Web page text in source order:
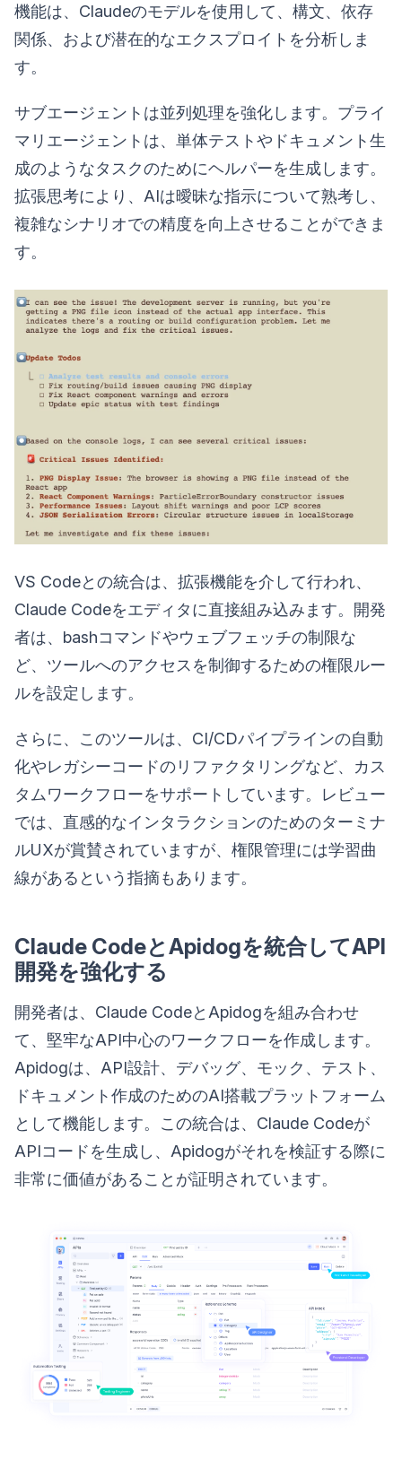
機能は、Claudeのモデルを使用して、構文、依存
関係、および潜在的なエクスプロイトを分析しま
す。
サブエージェントは並列処理を強化します。プライ
マリエージェントは、単体テストやドキュメント生
成のようなタスクのためにヘルパーを生成します。
拡張思考により、AIは曖昧な指示について熟考し、
複雑なシナリオでの精度を向上させることができま
す。
VS Codeとの統合は、拡張機能を介して行われ、
Claude Codeをエディタに直接組み込みます。開発
者は、bashコマンドやウェブフェッチの制限な
ど、ツールへのアクセスを制御するための権限ルー
ルを設定します。
さらに、このツールは、CI/CDパイプラインの自動
化やレガシーコードのリファクタリングなど、カス
タムワークフローをサポートしています。レビュー
では、直感的なインタラクションのためのターミナ
ルUXが賞賛されていますが、権限管理には学習曲
線があるという指摘もあります。
Claude CodeとApidogを統合してAPI
開発を強化する
開発者は、Claude CodeとApidogを組み合わせ
て、堅牢なAPI中心のワークフローを作成します。
Apidogは、API設計、デバッグ、モック、テスト、
ドキュメント作成のためのAI搭載プラットフォーム
として機能します。この統合は、Claude Codeが
APIコードを生成し、Apidogがそれを検証する際に
非常に価値があることが証明されています。